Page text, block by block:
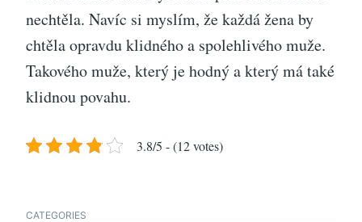
nechtěla. Navíc si myslím, že každá žena by
chtěla opravdu klidného a spolehlivého muže.
Takového muže, který je hodný a který má také
klidnou povahu.
3.8/5 - (12 votes)
CATEGORIES